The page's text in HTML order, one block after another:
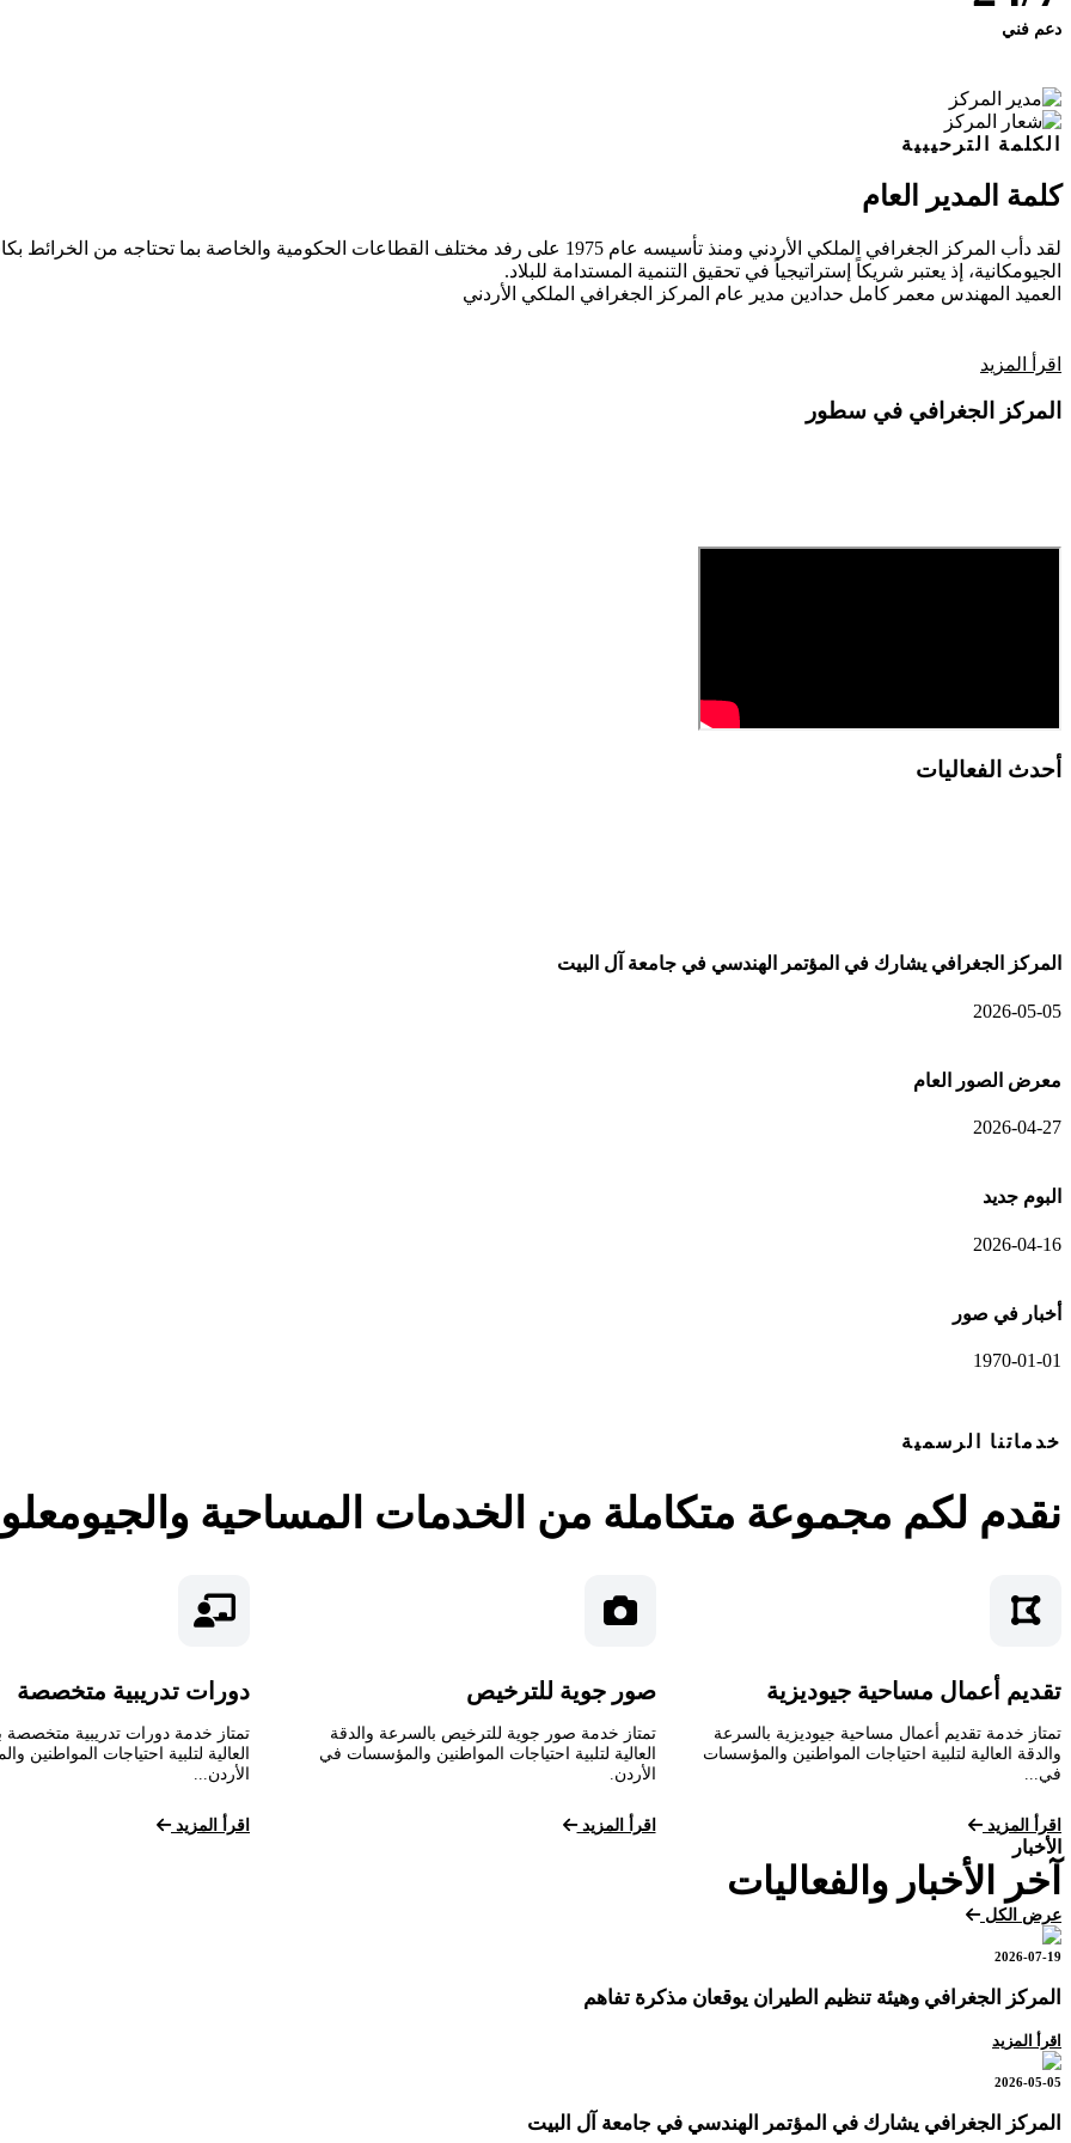
دعم فني
الكلمة الترحيبية
كلمة المدير العام
لقد دأب المركز الجغرافي الملكي الأردني ومنذ تأسيسه عام 1975 على رفد مختلف القطاعات الحكومية
الجيومكانية، إذ يعتبر شريكاً إستراتيجياً في تحقيق التنمية المستدامة للبلاد.
العميد المهندس معمر كامل حدادين مدير عام المركز الجغرافي الملكي الأردني
اقرأ المزيد
المركز الجغرافي في سطور
أحدث الفعاليات
المركز الجغرافي يشارك في المؤتمر الهندسي في جامعة آل البيت
2026-05-05
معرض الصور العام
2026-04-27
البوم جديد
2026-04-16
أخبار في صور
1970-01-01
خدماتنا الرسمية
نقدم لكم مجموعة متكاملة من الخدمات المساحية
تقديم أعمال مساحية جيوديزية
تمتاز خدمة تقديم أعمال مساحية جيوديزية بالسرعة
والدقة العالية لتلبية احتياجات المواطنين والمؤسسات
في...
اقرأ المزيد
صور جوية للترخيص
تمتاز خدمة صور جوية للترخيص بالسرعة والدقة
العالية لتلبية احتياجات المواطنين والمؤسسات في
الأردن.
اقرأ المزيد
دورات تدريبية متخصصة
تمتاز خدمة دورات تدريبية متخصصة
العالية لتلبية احتياجات المواطنين
الأردن...
اقرأ المزيد
الأخبار
آخر الأخبار والفعاليات
عرض الكل
2026-07-19
المركز الجغرافي وهيئة تنظيم الطيران يوقعان مذكرة تفاهم
اقرأ المزيد
2026-05-05
المركز الجغرافي يشارك في المؤتمر الهندسي في جامعة آل البيت